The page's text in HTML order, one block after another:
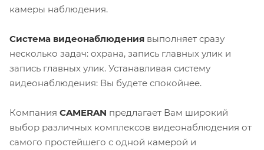
камеры наблюдения.
Система видеонаблюдения выполняет сразу
несколько задач: охрана, запись главных улик и
запись главных улик. Устанавливая систему
видеонаблюдения: Вы будете спокойнее.
Компания CAMERAN предлагает Вам широкий
выбор различных комплексов видеонаблюдения от
самого простейшего с одной камерой и